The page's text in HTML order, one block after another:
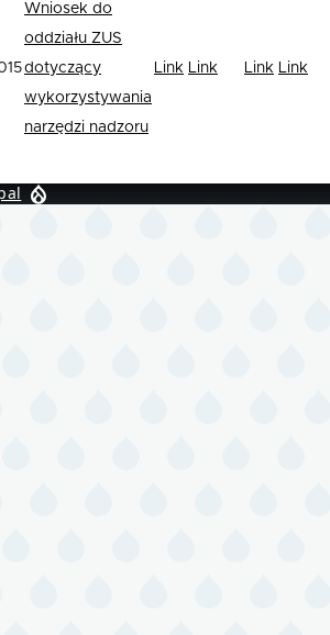
Wniosek do
oddziału ZUS
dotyczący
wykorzystywania
narzędzi nadzoru
Link Link Link Link